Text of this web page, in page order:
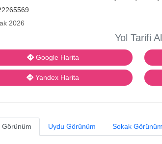
2026
Yol Tarifi Al
Google Harita
Yandex Harita
Görünüm Uydu Görünüm Sokak Görünüm